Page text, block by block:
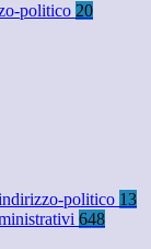
politico 20
politico 13
648